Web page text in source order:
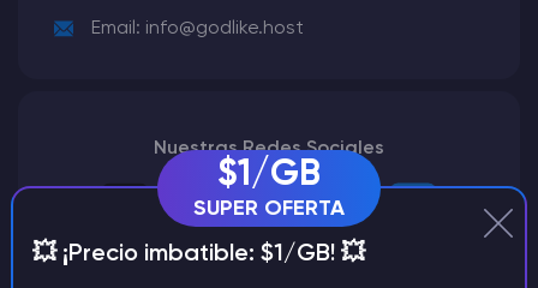
Email: info@godlike.host
Nuestras Redes Sociales
$1/GB
SUPER OFERTA
💥 ¡Precio imbatible: $1/GB! 💥